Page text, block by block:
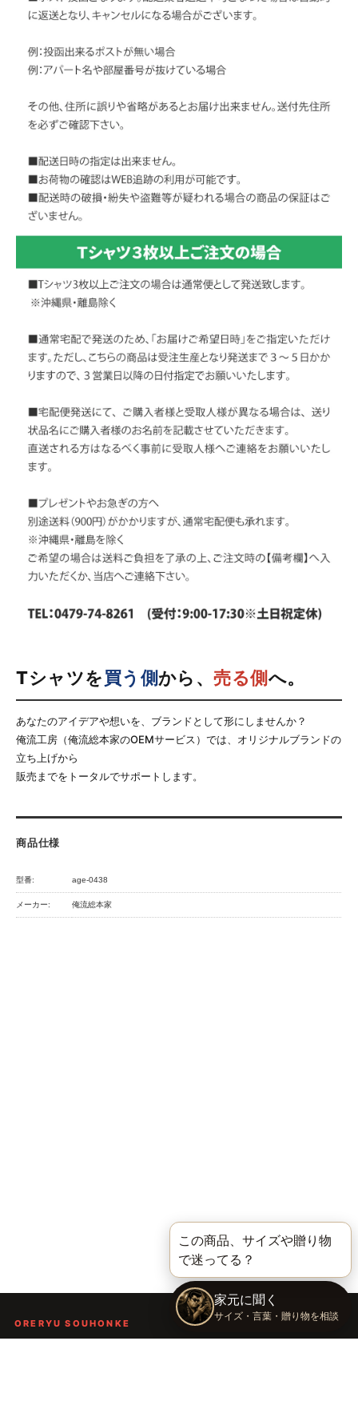
Tシャツを買う側から、売る側へ。
あなたのアイデアや想いを、ブランドとして形にしませんか？
俺流工房（俺流総本家のOEMサービス）では、オリジナルブランドの
立ち上げから
販売までをトータルでサポートします。
商品仕様
型番: age-0438
メーカー: 俺流総本家
ORERYU SOUHONKE